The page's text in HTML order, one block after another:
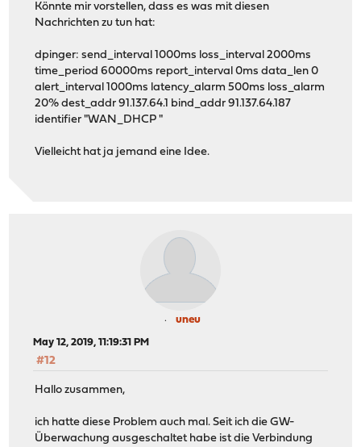
Könnte mir vorstellen, dass es was mit diesen
Nachrichten zu tun hat:
dpinger: send_interval 1000ms loss_interval 2000ms
time_period 60000ms report_interval 0ms data_len 0
alert_interval 1000ms latency_alarm 500ms loss_alarm
20% dest_addr 91.137.64.1 bind_addr 91.137.64.187
identifier "WAN_DHCP "
Vielleicht hat ja jemand eine Idee.
uneu
May 12, 2019, 11:19:31 PM
#12
Hallo zusammen,
ich hatte diese Problem auch mal. Seit ich die GW-
Überwachung ausgeschaltet habe ist die Verbindung